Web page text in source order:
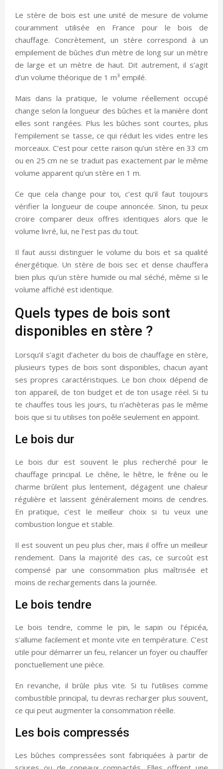
Le stère de bois est une unité de mesure de volume
couramment utilisée en France pour le bois de
chauffage. Concrètement, un stère correspond à un
empilement de bûches d’un mètre de long sur un mètre
de large et un mètre de haut. Dit autrement, il s’agit
d’un volume théorique de 1 m³ empilé.
Mais dans la pratique, le volume réellement occupé
change selon la longueur des bûches et la manière dont
elles sont rangées. Plus les bûches sont courtes, plus
l’empilement se tasse, ce qui réduit les vides entre les
morceaux. C’est pour cette raison qu’un stère en 33 cm
ou en 25 cm ne se traduit pas exactement par le même
volume apparent qu’un stère en 1 m.
Ce que cela change pour toi, c’est qu’il faut toujours
vérifier la longueur de coupe annoncée. Sinon, tu peux
croire comparer deux offres identiques alors que le
volume livré, lui, ne l’est pas du tout.
Il faut aussi distinguer le volume du bois et sa qualité
énergétique. Un stère de bois sec et dense chauffera
bien plus qu’un stère humide ou mal séché, même si le
volume affiché est identique.
Quels types de bois sont
disponibles en stère ?
Lorsqu’il s’agit d’acheter du bois de chauffage en stère,
plusieurs types de bois sont disponibles, chacun ayant
ses propres caractéristiques. Le bon choix dépend de
ton appareil, de ton budget et de ton usage réel. Si tu
te chauffes tous les jours, tu n’achèteras pas le même
bois que si tu utilises ton poêle seulement en appoint.
Le bois dur
Le bois dur est souvent le plus recherché pour le
chauffage principal. Le chêne, le hêtre, le frêne ou le
charme brûlent plus lentement, dégagent une chaleur
régulière et laissent généralement moins de cendres.
En pratique, c’est le meilleur choix si tu veux une
combustion longue et stable.
Il est souvent un peu plus cher, mais il offre un meilleur
rendement. Dans la majorité des cas, ce surcoût est
compensé par une consommation plus maîtrisée et
moins de rechargements dans la journée.
Le bois tendre
Le bois tendre, comme le pin, le sapin ou l’épicéa,
s’allume facilement et monte vite en température. C’est
utile pour démarrer un feu, relancer un foyer ou chauffer
ponctuellement une pièce.
En revanche, il brûle plus vite. Si tu l’utilises comme
combustible principal, tu devras recharger plus souvent,
ce qui peut augmenter la consommation réelle.
Les bois compressés
Les bûches compressées sont fabriquées à partir de